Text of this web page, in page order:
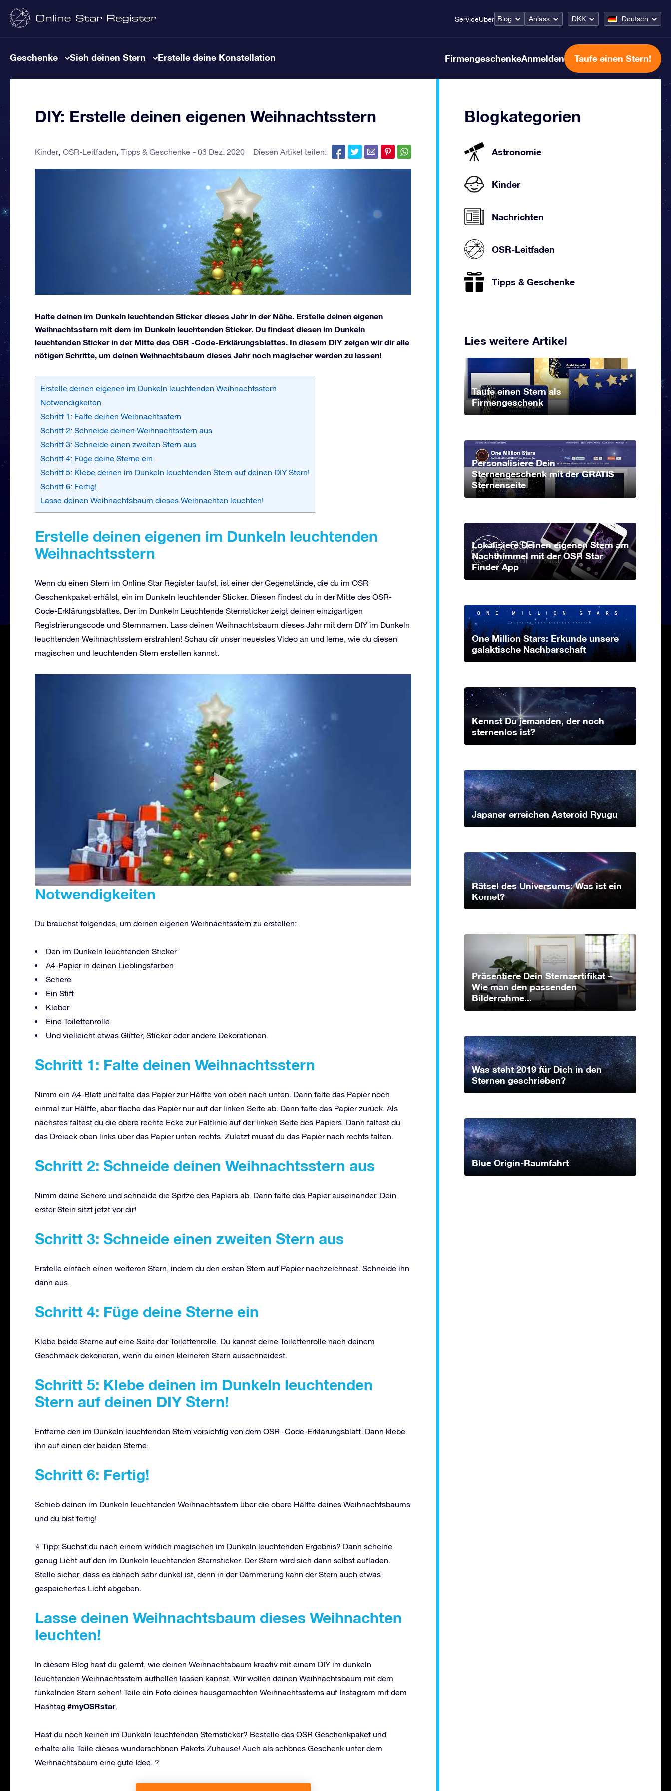
ServiceÜber Blog Anlass DKK Deutsch
Geschenke Sieh deinen Stern Erstelle deine Konstellation FirmengeschenkeAnmelden Taufe einen Stern!
DIY: Erstelle deinen eigenen Weihnachtsstern
Kinder OSR-Leitfaden Tipps & Geschenke 03 Dez. 2020 Diesen Artikel teilen:
Halte deinen im Dunkeln leuchtenden Sticker dieses Jahr in der Nähe. Erstelle deinen eigenen
Weihnachtsstern mit dem im Dunkeln leuchtenden Sticker. Du findest diesen im Dunkeln
leuchtenden Sticker in der Mitte des OSR -Code-Erklärungsblattes. In diesem DIY zeigen wir dir alle
nötigen Schritte, um deinen Weihnachtsbaum dieses Jahr noch magischer werden zu lassen!
Erstelle deinen eigenen im Dunkeln leuchtenden Weihnachtsstern
Notwendigkeiten
Schritt 1: Falte deinen Weihnachtsstern
Schritt 2: Schneide deinen Weihnachtsstern aus
Schritt 3: Schneide einen zweiten Stern aus
Schritt 4: Füge deine Sterne ein
Schritt 5: Klebe deinen im Dunkeln leuchtenden Stern auf deinen DIY Stern!
Schritt 6: Fertig!
Lasse deinen Weihnachtsbaum dieses Weihnachten leuchten!
Erstelle deinen eigenen im Dunkeln leuchtenden
Weihnachtsstern
Wenn du einen Stern im Online Star Register taufst, ist einer der Gegenstände, die du im OSR
Geschenkpaket erhälst, ein im Dunkeln leuchtender Sticker. Diesen findest du in der Mitte des OSR-
Code-Erklärungsblattes. Der im Dunkeln Leuchtende Sternsticker zeigt deinen einzigartigen
Registrierungscode und Sternnamen. Lass deinen Weihnachtsbaum dieses Jahr mit dem DIY im Dunkeln
leuchtenden Weihnachtsstern erstrahlen! Schau dir unser neuestes Video an und lerne, wie du diesen
magischen und leuchtenden Stern erstellen kannst.
Notwendigkeiten
Du brauchst folgendes, um deinen eigenen Weihnachtsstern zu erstellen:
Den im Dunkeln leuchtenden Sticker
A4-Papier in deinen Lieblingsfarben
Schere
Ein Stift
Kleber
Eine Toilettenrolle
Und vielleicht etwas Glitter, Sticker oder andere Dekorationen.
Schritt 1: Falte deinen Weihnachtsstern
Nimm ein A4-Blatt und falte das Papier zur Hälfte von oben nach unten. Dann falte das Papier noch
einmal zur Hälfte, aber flache das Papier nur auf der linken Seite ab. Dann falte das Papier zurück. Als
nächstes faltest du die obere rechte Ecke zur Faltlinie auf der linken Seite des Papiers. Dann faltest du
das Dreieck oben links über das Papier unten rechts. Zuletzt musst du das Papier nach rechts falten.
Schritt 2: Schneide deinen Weihnachtsstern aus
Nimm deine Schere und schneide die Spitze des Papiers ab. Dann falte das Papier auseinander. Dein
erster Stein sitzt jetzt vor dir!
Schritt 3: Schneide einen zweiten Stern aus
Erstelle einfach einen weiteren Stern, indem du den ersten Stern auf Papier nachzeichnest. Schneide ihn
dann aus.
Schritt 4: Füge deine Sterne ein
Klebe beide Sterne auf eine Seite der Toilettenrolle. Du kannst deine Toilettenrolle nach deinem
Geschmack dekorieren, wenn du einen kleineren Stern ausschneidest.
Schritt 5: Klebe deinen im Dunkeln leuchtenden
Stern auf deinen DIY Stern!
Entferne den im Dunkeln leuchtenden Stern vorsichtig von dem OSR -Code-Erklärungsblatt. Dann klebe
ihn auf einen der beiden Sterne.
Schritt 6: Fertig!
Schieb deinen im Dunkeln leuchtenden Weihnachtsstern über die obere Hälfte deines Weihnachtsbaums
und du bist fertig!
⭐ Tipp: Suchst du nach einem wirklich magischen im Dunkeln leuchtenden Ergebnis? Dann scheine
genug Licht auf den im Dunkeln leuchtenden Sternsticker. Der Stern wird sich dann selbst aufladen.
Stelle sicher, dass es danach sehr dunkel ist, denn in der Dämmerung kann der Stern auch etwas
gespeichertes Licht abgeben.
Lasse deinen Weihnachtsbaum dieses Weihnachten
leuchten!
In diesem Blog hast du gelernt, wie deinen Weihnachtsbaum kreativ mit einem DIY im dunkeln
leuchtenden Weihnachtsstern aufhellen lassen kannst. Wir wollen deinen Weihnachtsbaum mit dem
funkelnden Stern sehen! Teile ein Foto deines hausgemachten Weihnachtssterns auf Instagram mit dem
Hashtag #myOSRstar.
Hast du noch keinen im Dunkeln leuchtenden Sternsticker? Bestelle das OSR Geschenkpaket und
erhalte alle Teile dieses wunderschönen Pakets Zuhause! Auch als schönes Geschenk unter dem
Weihnachtsbaum eine gute Idee. ?
Blogkategorien
Astronomie
Kinder
Nachrichten
OSR-Leitfaden
Tipps & Geschenke
Lies weitere Artikel
Taufe einen Stern als
Firmengeschenk
Personalisiere Dein
Sternengeschenk mit der GRATIS
Sternenseite
Lokalisiere Deinen eigenen Stern am
Nachthimmel mit der OSR Star
Finder App
One Million Stars: Erkunde unsere
galaktische Nachbarschaft
Kennst Du jemanden, der noch
sternenlos ist?
Japaner erreichen Asteroid Ryugu
Rätsel des Universums: Was ist ein
Komet?
Präsentiere Dein Sternzertifikat –
Wie man den passenden
Bilderrahme...
Was steht 2019 für Dich in den
Sternen geschrieben?
Blue Origin-Raumfahrt